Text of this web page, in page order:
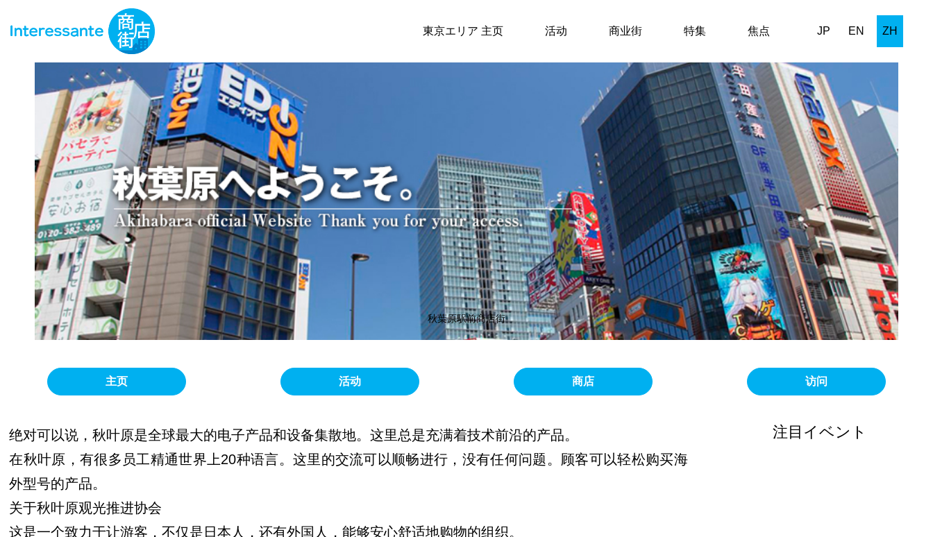
東京エリア 主页 活动 商业街 特集 焦点 JP EN ZH
秋葉原駅前商店街
主页 活动 商店 访问
绝对可以说，秋叶原是全球最大的电子产品和设备集散地。这里总是充满着技术前沿的产品。
在秋叶原，有很多员工精通世界上20种语言。这里的交流可以顺畅进行，没有任何问题。顾客可以轻松购买海
外型号的产品。
关于秋叶原观光推进协会
这是一个致力于让游客，不仅是日本人，还有外国人，能够安心舒适地购物的组织。
注目イベント